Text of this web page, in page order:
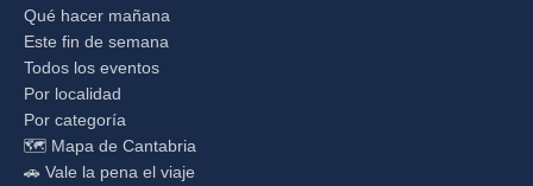
Qué hacer mañana
Este fin de semana
Todos los eventos
Por localidad
Por categoría
🗺️ Mapa de Cantabria
🚗 Vale la pena el viaje